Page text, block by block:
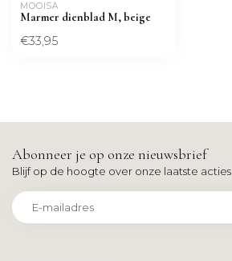
MOOISA
Marmer dienblad M, beige
€33,95
Abonneer je op onze nieuwsbrief
Blijf op de hoogte over onze laatste acties